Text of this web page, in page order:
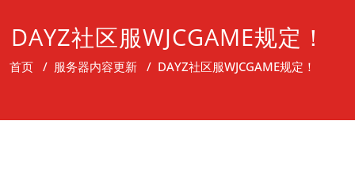
DAYZ社区服WJCGAME规定！
首页 / 服务器内容更新 / DAYZ社区服WJCGAME规定！